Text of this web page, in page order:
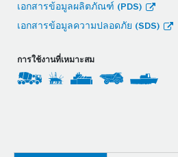
เอกสารข้อมูลผลิตภัณฑ์ (PDS)
เอกสารข้อมูลความปลอดภัย (SDS)
การใช้งานที่เหมาะสม